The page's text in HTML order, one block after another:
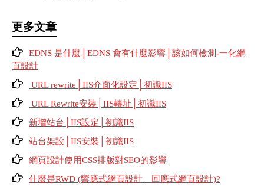
更多文章
EDNS 是什麼│EDNS 會有什麼影響│該如何檢測-一化網
頁設計
URL rewrite│IIS介面化設定│初識IIS
URL Rewrite安裝│IIS轉址│初識IIS
新增站台│IIS設定│初識IIS
站台架設│IIS安裝│初識IIS
網頁設計使用CSS排版對SEO的影響
什麼是RWD (響應式網頁設計、回應式網頁設計)?